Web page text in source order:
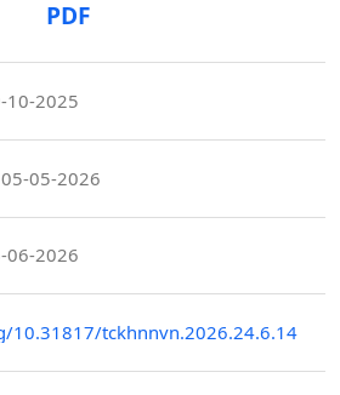
PDF
10-2025
05-2026
06-2026
10.31817/tckhnnvn.2026.24.6.14